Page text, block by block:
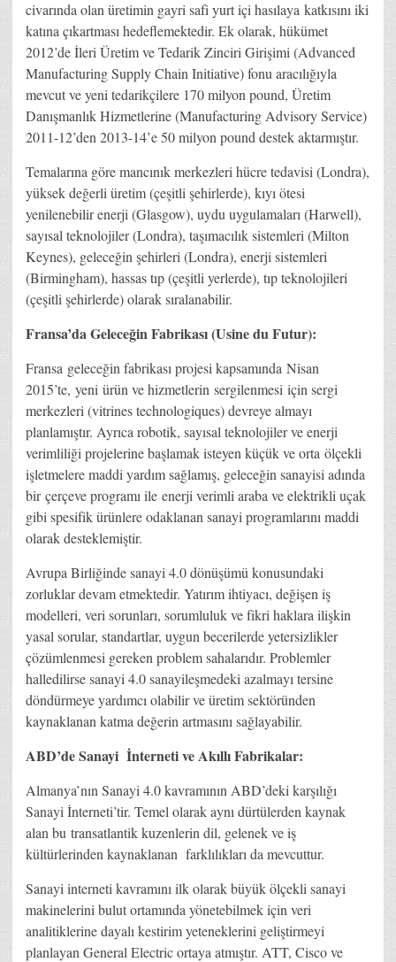
civarında olan üretimin gayri safi yurt içi hasılaya katkısını iki
katına çıkartması hedeflemektedir. Ek olarak, hükümet
2012’de İleri Üretim ve Tedarik Zinciri Girişimi (Advanced
Manufacturing Supply Chain Initiative) fonu aracılığıyla
mevcut ve yeni tedarikçilere 170 milyon pound, Üretim
Danışmanlık Hizmetlerine (Manufacturing Advisory Service)
2011-12’den 2013-14’e 50 milyon pound destek aktarmıştır.
Temalarına göre mancınık merkezleri hücre tedavisi (Londra),
yüksek değerli üretim (çeşitli şehirlerde), kıyı ötesi
yenilenebilir enerji (Glasgow), uydu uygulamaları (Harwell),
sayısal teknolojiler (Londra), taşımacılık sistemleri (Milton
Keynes), geleceğin şehirleri (Londra), enerji sistemleri
(Birmingham), hassas tıp (çeşitli yerlerde), tıp teknolojileri
(çeşitli şehirlerde) olarak sıralanabilir.
Fransa’da Geleceğin Fabrikası (Usine du Futur):
Fransa geleceğin fabrikası projesi kapsamında Nisan
2015’te, yeni ürün ve hizmetlerin sergilenmesi için sergi
merkezleri (vitrines technologiques) devreye almayı
planlamıştır. Ayrıca robotik, sayısal teknolojiler ve enerji
verimliliği projelerine başlamak isteyen küçük ve orta ölçekli
işletmelere maddi yardım sağlamış, geleceğin sanayisi adında
bir çerçeve programı ile enerji verimli araba ve elektrikli uçak
gibi spesifik ürünlere odaklanan sanayi programlarını maddi
olarak desteklemiştir.
Avrupa Birliğinde sanayi 4.0 dönüşümü konusundaki
zorluklar devam etmektedir. Yatırım ihtiyacı, değişen iş
modelleri, veri sorunları, sorumluluk ve fikri haklara ilişkin
yasal sorular, standartlar, uygun becerilerde yetersizlikler
çözümlenmesi gereken problem sahalarıdır. Problemler
halledilirse sanayi 4.0 sanayileşmedeki azalmayı tersine
döndürmeye yardımcı olabilir ve üretim sektöründen
kaynaklanan katma değerin artmasını sağlayabilir.
ABD’de Sanayi İnterneti ve Akıllı Fabrikalar:
Almanya’nın Sanayi 4.0 kavramının ABD’deki karşılığı
Sanayi İnterneti’tir. Temel olarak aynı dürtülerden kaynak
alan bu transatlantik kuzenlerin dil, gelenek ve iş
kültürlerinden kaynaklanan farklılıkları da mevcuttur.
Sanayi interneti kavramını ilk olarak büyük ölçekli sanayi
makinelerini bulut ortamında yönetebilmek için veri
analitiklerine dayalı kestirim yeteneklerini geliştirmeyi
planlayan General Electric ortaya atmıştır. ATT, Cisco ve